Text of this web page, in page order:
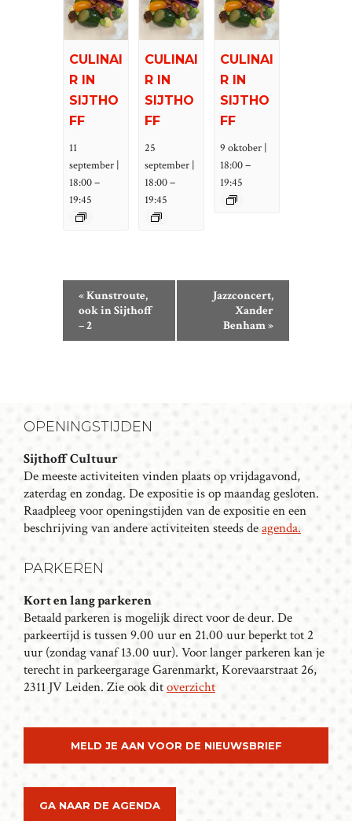
CULINAI
R IN
SIJTHO
FF
11
september |
18:00–
19:45
CULINAI
R IN
SIJTHO
FF
25
september |
18:00–
19:45
CULINAI
R IN
SIJTHO
FF
9 oktober |
18:00–
19:45
N
T
N
A
V
I
A
T
I
E
«Kunstroute,
ook in Sijthoff
– 2
Jazzconcert,
Xander
Benham»
OPENINGSTIJDEN
Sijthoff Cultuur
De meeste activiteiten vinden plaats op vrijdagavond,
zaterdag en zondag. De expositie is op maandag gesloten.
Raadpleeg voor openingstijden van de expositie en een
beschrijving van andere activiteiten steeds deagenda.
PARKEREN
Kort en lang parkeren
Betaald parkeren is mogelijk direct voor de deur. De
parkeertijd is tussen 9.00 uur en 21.00 uur beperkt tot 2
uur (zondag vanaf 13.00 uur). Voor langer parkeren kan je
terecht in parkeergarage Garenmarkt, Korevaarstraat 26,
2311 JV Leiden. Zie ook ditoverzicht
MELD JE AAN VOOR DE NIEUWSBRIEF
GA NAAR DE AGENDA